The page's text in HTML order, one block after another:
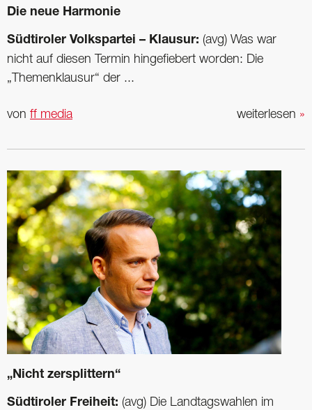
Die neue Harmonie
Südtiroler Volkspartei – Klausur: (avg) Was war
nicht auf diesen Termin hingefiebert worden: Die
„Themenklausur“ der ...
weiterlesen »
von ff media
„Nicht zersplittern“
Südtiroler Freiheit: (avg) Die Landtagswahlen im